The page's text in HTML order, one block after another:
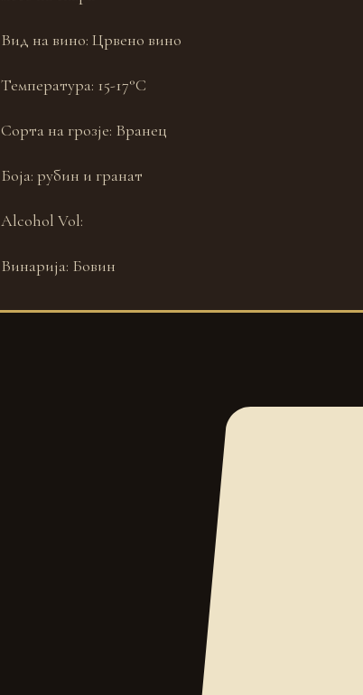
Вид на вино:Црвено вино
Температура: 15-17°C
Сорта на грозје: Вранец
Боја:рубин и гранат
Alcohol Vol:
Винарија: Бовин